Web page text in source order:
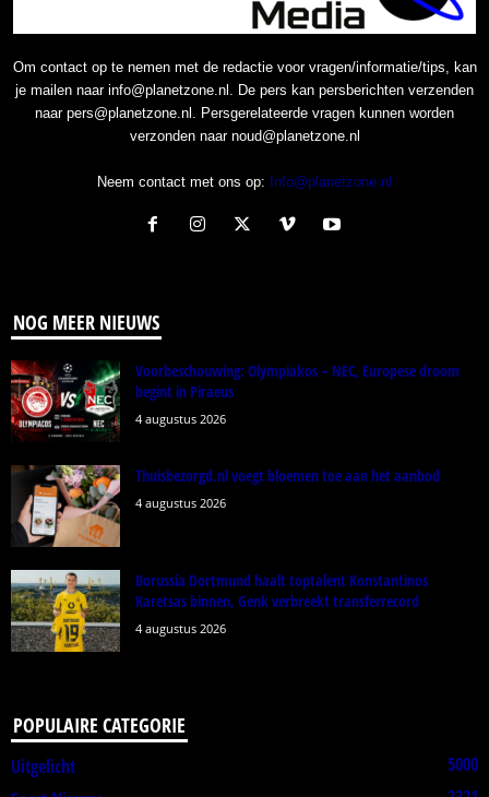
Om contact op te nemen met de redactie voor vragen/informatie/tips, kan
je mailen naar info@planetzone.nl. De pers kan persberichten verzenden
naar pers@planetzone.nl. Persgerelateerde vragen kunnen worden
verzonden naar noud@planetzone.nl
Neem contact met ons op: Info@planetzone.nl
NOG MEER NIEUWS
Voorbeschouwing: Olympiakos – NEC, Europese droom
begint in Piraeus
4 augustus 2026
Thuisbezorgd.nl voegt bloemen toe aan het aanbod
4 augustus 2026
Borussia Dortmund haalt toptalent Konstantinos
Karetsas binnen, Genk verbreekt transferrecord
4 augustus 2026
POPULAIRE CATEGORIE
Uitgelicht
5000